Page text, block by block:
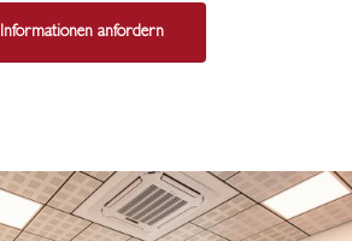
Informationen anfordern